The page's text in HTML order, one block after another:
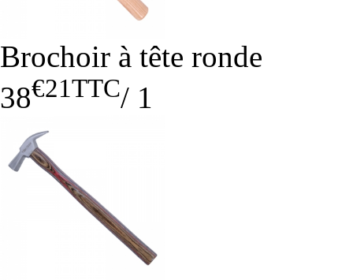
Brochoir à tête ronde
38€21TTC/ 1